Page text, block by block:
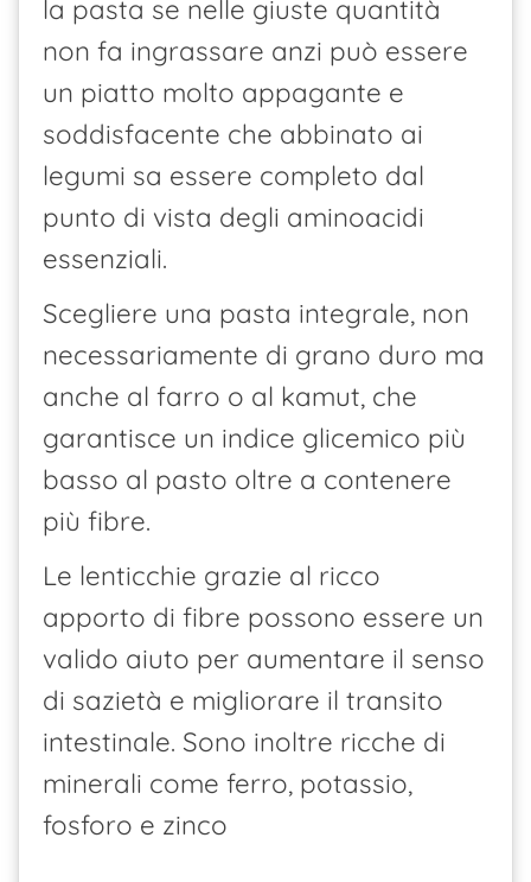
la pasta se nelle giuste quantità
non fa ingrassare anzi può essere
un piatto molto appagante e
soddisfacente che abbinato ai
legumi sa essere completo dal
punto di vista degli aminoacidi
essenziali.
Scegliere una pasta integrale, non
necessariamente di grano duro ma
anche al farro o al kamut, che
garantisce un indice glicemico più
basso al pasto oltre a contenere
più fibre.
Le lenticchie grazie al ricco
apporto di fibre possono essere un
valido aiuto per aumentare il senso
di sazietà e migliorare il transito
intestinale. Sono inoltre ricche di
minerali come ferro, potassio,
fosforo e zinco